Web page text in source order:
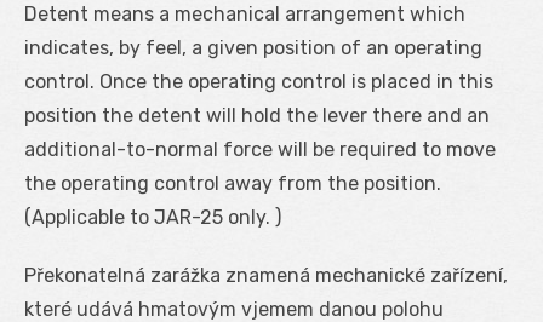
Detent means a mechanical arrangement which
indicates, by feel, a given position of an operating
control. Once the operating control is placed in this
position the detent will hold the lever there and an
additional-to-normal force will be required to move
the operating control away from the position.
(Applicable to JAR-25 only. )
Překonatelná zarážka znamená mechanické zařízení,
které udává hmatovým vjemem danou polohu